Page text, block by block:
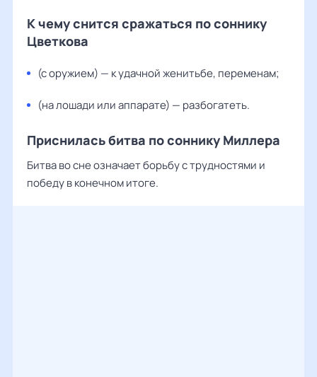
К чему снится сражаться по соннику
Цветкова
(с оружием) — к удачной женитьбе, переменам;
(на лошади или аппарате) — разбогатеть.
Приснилась битва по соннику Миллера
Битва во сне означает борьбу с трудностями и
победу в конечном итоге.